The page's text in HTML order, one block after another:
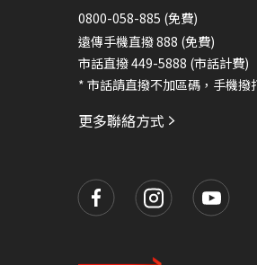
0800-058-885 (免費)
遠傳手機直撥 888 (免費)
市話直撥 449-5888 (市話計費)
* 市話請直撥不加區碼，手機撥
更多聯絡方式